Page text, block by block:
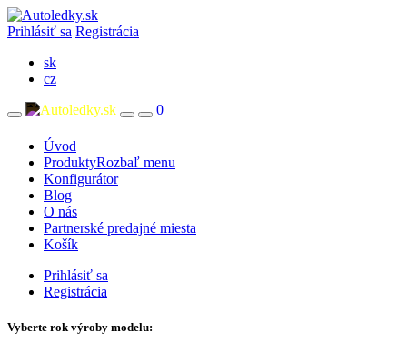
Prihlásiť sa Registrácia
sk
cz
0
Úvod
ProduktyRozbaľ menu
Konfigurátor
Blog
O nás
Partnerské predajné miesta
Košík
Prihlásiť sa
Registrácia
Vyberte rok výroby modelu: